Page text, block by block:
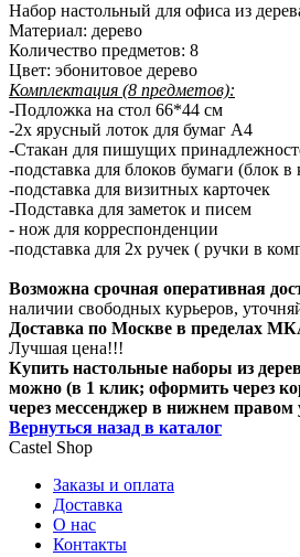
Набор настольный для офиса из
Материал: дерево
Количество предметов: 8
Цвет: эбонитовое дерево
Комплектация (8 предметов):
-Подложка на стол 66*44 см
-2х ярусный лоток для бумаг А4
-Стакан для пишущих
-подставка для блоков бумаги (блок в
-подставка для визитных карточек
-Подставка для заметок и писем
- нож для корреспонденции
-подставка для 2х ручек ( ручки в
Возможна срочная оперативная
наличии свободных курьеров,
Доставка по Москве в пределах
Лучшая цена!!!
Купить настольные наборы из
можно (в 1 клик; оформить через
через мессенджер в нижнем правом
Вернуться назад в каталог
Castel Shop
Заказы и оплата
Доставка
О нас
Контакты